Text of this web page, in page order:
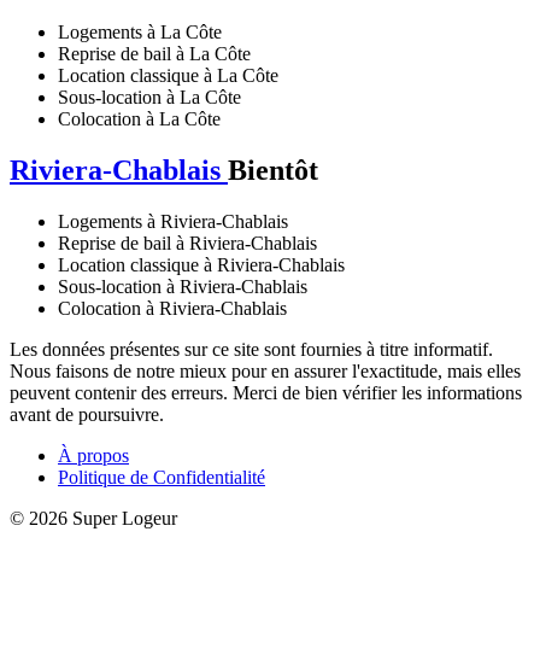
Logements à La Côte
Reprise de bail à La Côte
Location classique à La Côte
Sous-location à La Côte
Colocation à La Côte
Riviera-Chablais Bientôt
Logements à Riviera-Chablais
Reprise de bail à Riviera-Chablais
Location classique à Riviera-Chablais
Sous-location à Riviera-Chablais
Colocation à Riviera-Chablais
Les données présentes sur ce site sont fournies à titre informatif.
Nous faisons de notre mieux pour en assurer l'exactitude, mais elles
peuvent contenir des erreurs. Merci de bien vérifier les informations
avant de poursuivre.
À propos
Politique de Confidentialité
© 2026 Super Logeur